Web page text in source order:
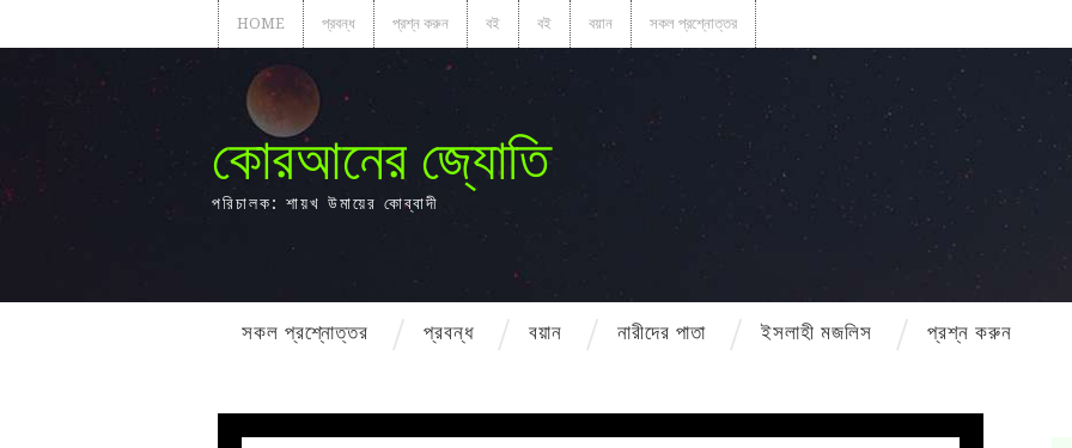
HOME প্রবন্ধ প্রশ্ন করুন বই বই বয়ান সকল প্রশ্নোত্তর
কোরআনের জ্যোতি
পরিচালক: শায়খ উমায়ের কোব্বাদী
সকল প্রশ্নোত্তর প্রবন্ধ বয়ান নারীদের পাতা ইসলাহী মজলিস প্রশ্ন করুন